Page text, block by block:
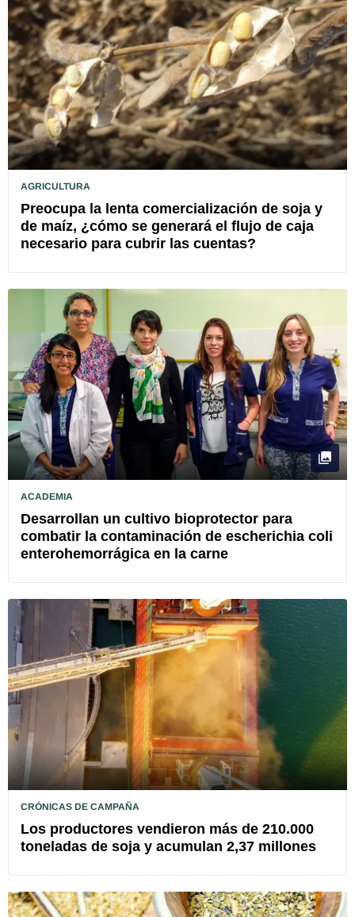
AGRICULTURA
Preocupa la lenta comercialización de soja y
de maíz, ¿cómo se generará el flujo de caja
necesario para cubrir las cuentas?
ACADEMIA
Desarrollan un cultivo bioprotector para
combatir la contaminación de escherichia coli
enterohemorrágica en la carne
CRÓNICAS DE CAMPAÑA
Los productores vendieron más de 210.000
toneladas de soja y acumulan 2,37 millones